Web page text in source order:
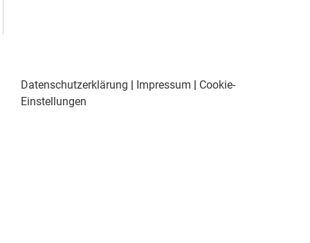
Datenschutzerklärung | Impressum | Cookie-
Einstellungen